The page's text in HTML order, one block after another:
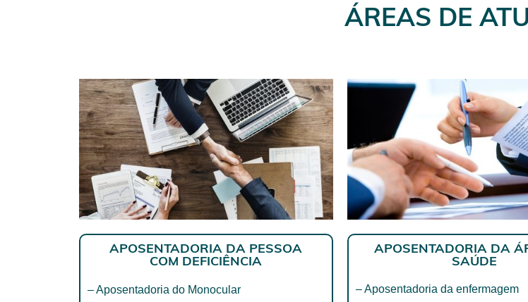
ÁREAS DE
APOSENTADORIA DA PESSOA
COM DEFICIÊNCIA
– Aposentadoria do Monocular
APOSENTADORIA DA
SAÚDE
– Aposentadoria da enfermagem